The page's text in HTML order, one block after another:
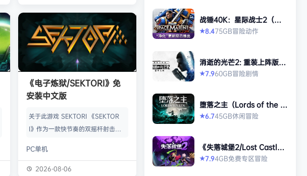
的节奏繁荣发展——无压力，并享受
精巧系统带来的成就感。 探索三大
区域——山间隘口、沙漠平原与肥沃
河谷——各自拥有独特资源、挑战与
令人忍不住截图的景致。地貌不仅是
背景；它会塑造你的策略与可达成的
目标。发掘古老工…
《电子炼狱/SEKTORI》免
安装中文版
关于此游戏 SEKTORI 《SEKTOR
I》作为一款快节奏的双摇杆射击游
慎选择升级项目，打造强大的构筑，
置身风云变幻的战场，迎战源源不断
PC单机
2026-08-06
战锤40K：星际战士2（Wa
rhammer 40,000: Space
Marine 2）免安装中文版
★8.475GB冒险动作
消逝的光芒2: 重装上阵版
（Dying Light 2 Stay Hu
man: Reloaded Edition）
★7.960GB冒险剧情
堕落之主（Lords of the F
allen）免安装中文版
★6.745GB休闲冒险
《失落城堡2/Lost Castle
2》免安装中文版
★7.94GB免费专区冒险